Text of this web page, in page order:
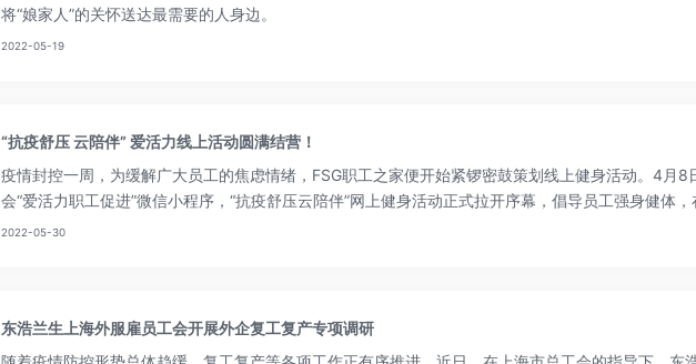
将“娘家人”的关怀送达最需要的人身边。
2022-05-19
“抗疫舒压 云陪伴” 爱活力线上活动圆满结营！
疫情封控一周，为缓解广大员工的焦虑情绪，FSG职工之家便开始紧锣密鼓策划线上健身活动。4月8
会“爱活力职工促进”微信小程序，“抗疫舒压云陪伴”网上健身活动正式拉开序幕，倡导员工强身健体，
2022-05-30
东浩兰生上海外服雇员工会开展外企复工复产专项调研​